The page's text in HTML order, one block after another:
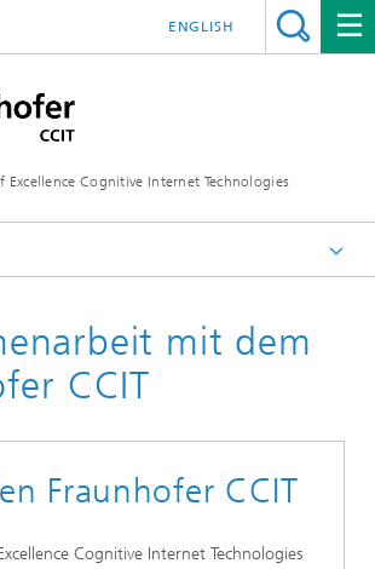
Excellence Cognitive Internet Technologies
ENGLISH
mit dem
CCIT
Fraunhofer CCIT
Cognitive Internet Technologies